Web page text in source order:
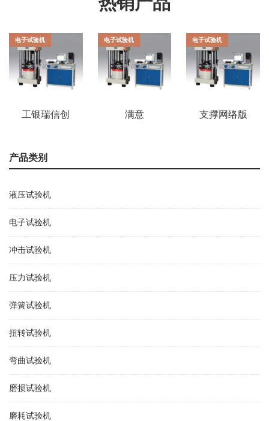
电子试验机
工银瑞信创
电子试验机
满意
电子试验机
支撑网络版
产品类别
液压试验机
电子试验机
冲击试验机
压力试验机
弹簧试验机
扭转试验机
弯曲试验机
磨损试验机
磨耗试验机